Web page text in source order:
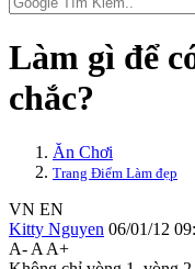
Làm gì để
chắc?
Ăn Chơi
Trang Điểm Làm đẹp
VN EN
Kitty Nguyen 06/01/12
A- A A+